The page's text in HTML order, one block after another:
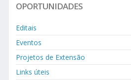
OPORTUNIDADES
Editais
Eventos
Projetos de Extensão
Links úteis